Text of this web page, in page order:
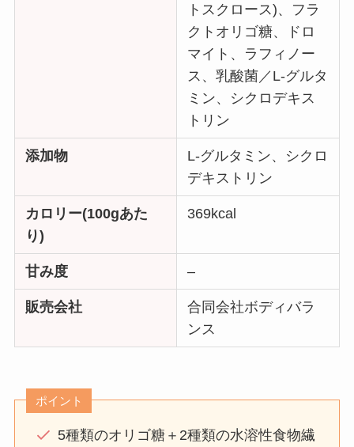
トスクロース)、フラ
クトオリゴ糖、ドロ
マイト、ラフィノー
ス、乳酸菌／L-グルタ
ミン、シクロデキス
トリン
添加物
L-グルタミン、シクロ
デキストリン
カロリー(100gあた
り)
369kcal
甘み度 –
販売会社
合同会社ボディバラ
ンス
ポイント
5種類のオリゴ糖＋2種類の水溶性食物繊